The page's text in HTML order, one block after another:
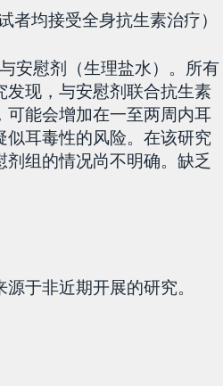
均接受全身抗生素治疗）
安慰剂（生理盐水）。所有
现，与安慰剂联合抗生素
能会增加在一至两周内耳
耳毒性的风险。在该研究
组的情况尚不明确。缺乏
于非近期开展的研究。